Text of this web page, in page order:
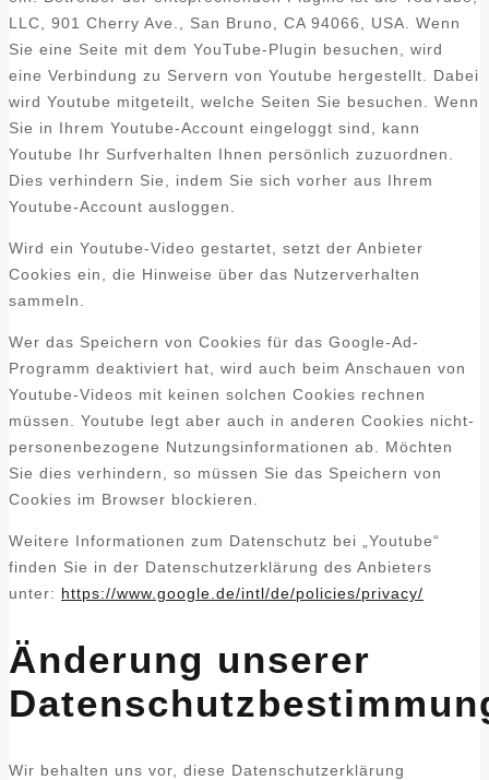
LLC, 901 Cherry Ave., San Bruno, CA 94066, USA. Wenn
Sie eine Seite mit dem YouTube-Plugin besuchen, wird
eine Verbindung zu Servern von Youtube hergestellt. Dabei
wird Youtube mitgeteilt, welche Seiten Sie besuchen. Wenn
Sie in Ihrem Youtube-Account eingeloggt sind, kann
Youtube Ihr Surfverhalten Ihnen persönlich zuzuordnen.
Dies verhindern Sie, indem Sie sich vorher aus Ihrem
Youtube-Account ausloggen.
Wird ein Youtube-Video gestartet, setzt der Anbieter
Cookies ein, die Hinweise über das Nutzerverhalten
sammeln.
Wer das Speichern von Cookies für das Google-Ad-
Programm deaktiviert hat, wird auch beim Anschauen von
Youtube-Videos mit keinen solchen Cookies rechnen
müssen. Youtube legt aber auch in anderen Cookies nicht-
personenbezogene Nutzungsinformationen ab. Möchten
Sie dies verhindern, so müssen Sie das Speichern von
Cookies im Browser blockieren.
Weitere Informationen zum Datenschutz bei „Youtube“
finden Sie in der Datenschutzerklärung des Anbieters
unter: https://www.google.de/intl/de/policies/privacy/
Änderung unserer
Wir behalten uns vor, diese Datenschutzerklärung